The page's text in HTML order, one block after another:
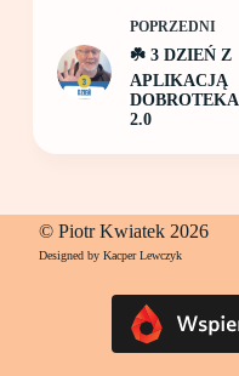
POPRZEDNI
☘️ 3 DZIEŃ Z
APLIKACJĄ
DOBROTEKA
2.0
© Piotr Kwiatek 2026
Designed by Kacper Lewczyk